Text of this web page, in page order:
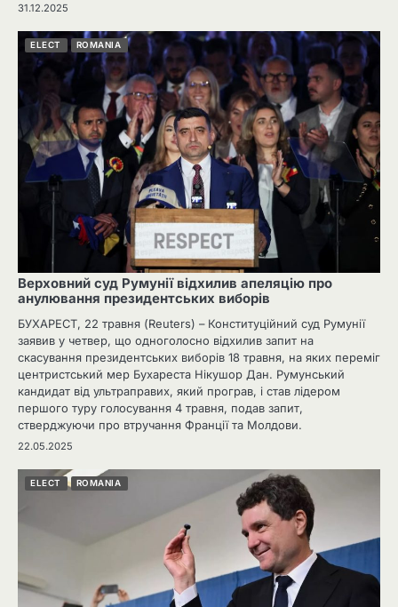
31.12.2025
ELECT ROMANIA
Верховний суд Румунії відхилив апеляцію про
анулювання президентських виборів
БУХАРЕСТ, 22 травня (Reuters) – Конституційний суд Румунії
заявив у четвер, що одноголосно відхилив запит на
скасування президентських виборів 18 травня, на яких переміг
центристський мер Бухареста Нікушор Дан. Румунський
кандидат від ультраправих, який програв, і став лідером
першого туру голосування 4 травня, подав запит,
стверджуючи про втручання Франції та Молдови.
22.05.2025
ELECT ROMANIA